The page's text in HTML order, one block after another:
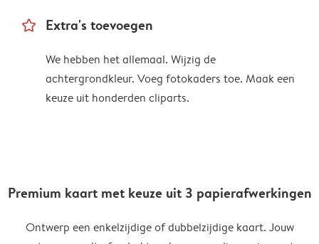
star_outline Extra's toevoegen
We hebben het allemaal. Wijzig de
achtergrondkleur. Voeg fotokaders toe. Maak een
keuze uit honderden cliparts.
Premium kaart met keuze uit 3 papierafwerkingen
Ontwerp een enkelzijdige of dubbelzijdige kaart. Jouw